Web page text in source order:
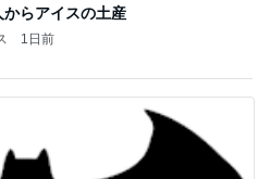
らアイスの土産
1日前